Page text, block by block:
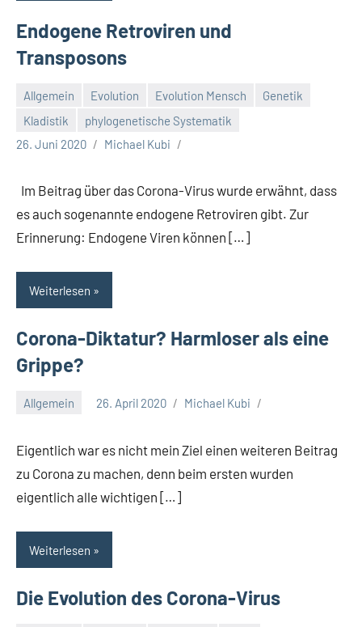
Endogene Retroviren und
Transposons
Allgemein Evolution Evolution Mensch
Genetik
Kladistik
phylogenetische Systematik
26. Juni 2020
Michael Kubi
Im Beitrag über das Corona-Virus wurde erwähnt, dass
es auch sogenannte endogene Retroviren gibt. Zur
Erinnerung: Endogene Viren können […]
Weiterlesen
Corona-Diktatur? Harmloser als eine
Grippe?
Allgemein 26. April 2020 Michael Kubi
Eigentlich war es nicht mein Ziel einen weiteren Beitrag
zu Corona zu machen, denn beim ersten wurden
eigentlich alle wichtigen […]
Weiterlesen
Die Evolution des Corona-Virus